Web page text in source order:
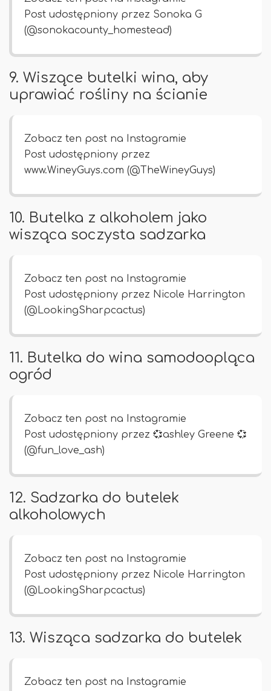
Post udostępniony przez Sonoka G
(@sonokacounty_homestead)
9. Wiszące butelki wina, aby
uprawiać rośliny na ścianie
Zobacz ten post na Instagramie
Post udostępniony przez
www.WineyGuys.com (@TheWineyGuys)
10. Butelka z alkoholem jako
wisząca soczysta sadzarka
Zobacz ten post na Instagramie
Post udostępniony przez Nicole Harrington
(@LookingSharpcactus)
11. Butelka do wina samodoopląca
ogród
Zobacz ten post na Instagramie
Post udostępniony przez 💞ashley Greene 💞
(@fun_love_ash)
12. Sadzarka do butelek
alkoholowych
Zobacz ten post na Instagramie
Post udostępniony przez Nicole Harrington
(@LookingSharpcactus)
13. Wisząca sadzarka do butelek
Zobacz ten post na Instagramie